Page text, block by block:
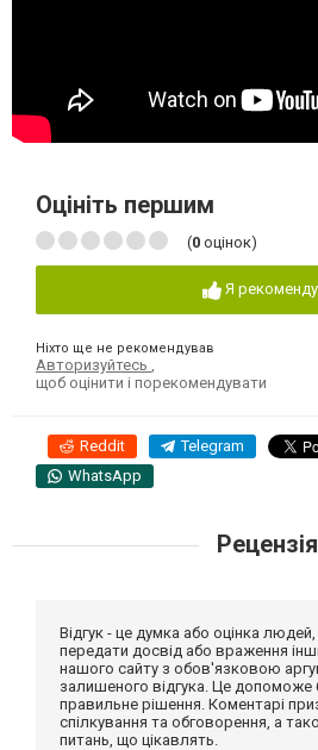
Оцініть першим
(0 оцінок)
Я
Ніхто ще не рекомендував
Авторизуйтесь
щоб оцінити і порекомендувати
Reddit Telegram
WhatsApp
Рецензія
Відгук - це думка або оцінка
передати досвід або враження
нашого сайту з обов'язковою
залишеного відгука. Це допоможе
правильне рішення. Коментарі
спілкування та обговорення, а
питань, що цікавлять.